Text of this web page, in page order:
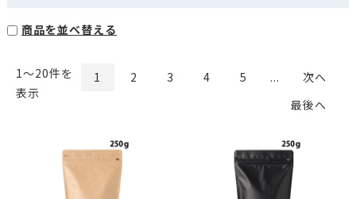
商品を並べ替える
1〜20件を
表示
1 2 3 4 5 ...
次へ
最後へ